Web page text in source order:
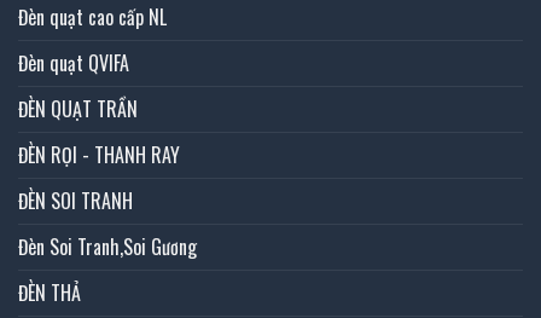
Đèn quạt cao cấp NL
Đèn quạt QVIFA
ĐÈN QUẠT TRẦN
ĐÈN RỌI - THANH RAY
ĐÈN SOI TRANH
Đèn Soi Tranh,Soi Gương
ĐÈN THẢ